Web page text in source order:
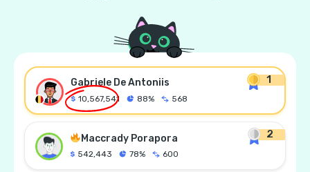
1
Gabriele De Antoniis
10,567,541 88% 568
2
Maccrady Porapora
542,443 78% 600